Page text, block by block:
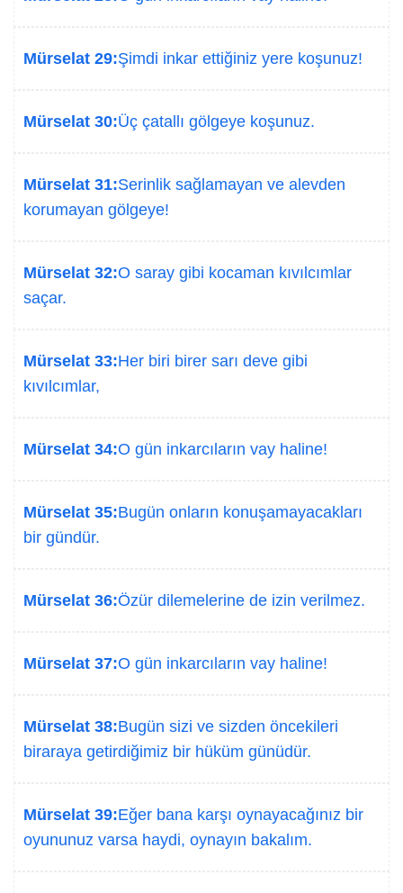
Mürselat 29:Şimdi inkar ettiğiniz yere koşunuz!
Mürselat 30:Üç çatallı gölgeye koşunuz.
Mürselat 31:Serinlik sağlamayan ve alevden
korumayan gölgeye!
Mürselat 32:O saray gibi kocaman kıvılcımlar
saçar.
Mürselat 33:Her biri birer sarı deve gibi
kıvılcımlar,
Mürselat 34:O gün inkarcıların vay haline!
Mürselat 35:Bugün onların konuşamayacakları
bir gündür.
Mürselat 36:Özür dilemelerine de izin verilmez.
Mürselat 37:O gün inkarcıların vay haline!
Mürselat 38:Bugün sizi ve sizden öncekileri
biraraya getirdiğimiz bir hüküm günüdür.
Mürselat 39:Eğer bana karşı oynayacağınız bir
oyununuz varsa haydi, oynayın bakalım.